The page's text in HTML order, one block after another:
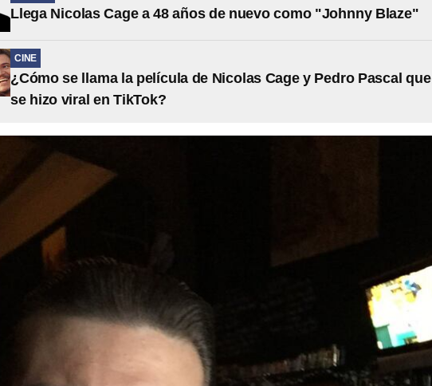
Llega Nicolas Cage a 48 años de nuevo como "Johnny Blaze"
CINE
¿Cómo se llama la película de Nicolas Cage y Pedro Pascal que
se hizo viral en TikTok?